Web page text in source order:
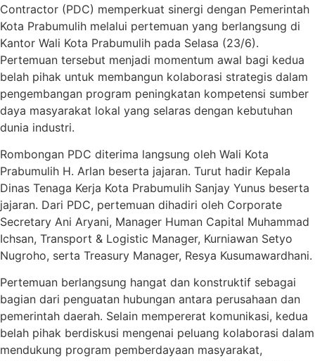
Contractor (PDC) memperkuat sinergi dengan Pemerintah
Kota Prabumulih melalui pertemuan yang berlangsung di
Kantor Wali Kota Prabumulih pada Selasa (23/6).
Pertemuan tersebut menjadi momentum awal bagi kedua
belah pihak untuk membangun kolaborasi strategis dalam
pengembangan program peningkatan kompetensi sumber
daya masyarakat lokal yang selaras dengan kebutuhan
dunia industri.
Rombongan PDC diterima langsung oleh Wali Kota
Prabumulih H. Arlan beserta jajaran. Turut hadir Kepala
Dinas Tenaga Kerja Kota Prabumulih Sanjay Yunus beserta
jajaran. Dari PDC, pertemuan dihadiri oleh Corporate
Secretary Ani Aryani, Manager Human Capital Muhammad
Ichsan, Transport & Logistic Manager, Kurniawan Setyo
Nugroho, serta Treasury Manager, Resya Kusumawardhani.
Pertemuan berlangsung hangat dan konstruktif sebagai
bagian dari penguatan hubungan antara perusahaan dan
pemerintah daerah. Selain mempererat komunikasi, kedua
belah pihak berdiskusi mengenai peluang kolaborasi dalam
mendukung program pemberdayaan masyarakat,